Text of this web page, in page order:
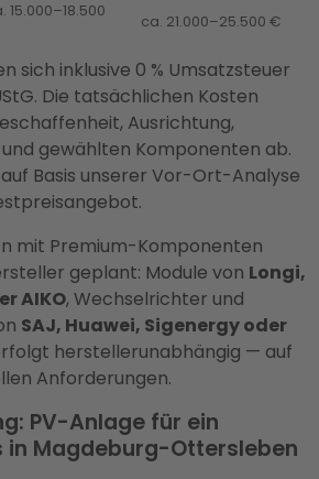
15.000–18.500
ca. 21.000–25.500 €
sich inklusive 0 % Umsatzsteuer
Die tatsächlichen Kosten
Ausrichtung,
gewählten Komponenten ab.
Basis unserer Vor-Ort-Analyse
mit Premium-Komponenten
geplant: Module von Longi,
AIKO, Wechselrichter und
SAJ, Huawei, Sigenergy oder
herstellerunabhängig — auf
Anforderungen.
PV-Anlage für ein
in Magdeburg-Ottersleben